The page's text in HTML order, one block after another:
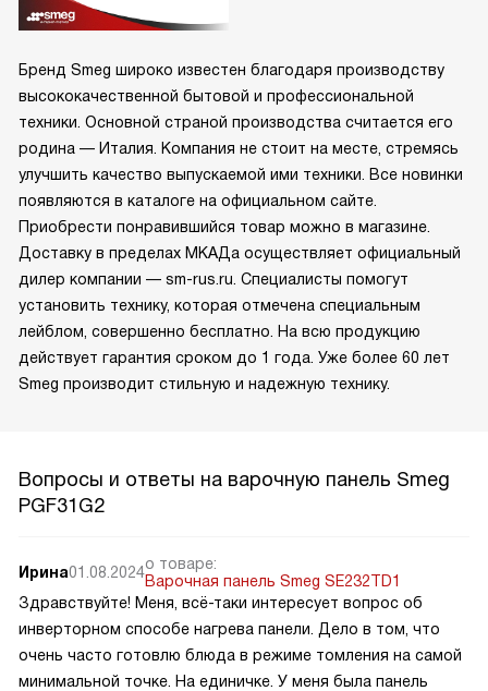
Бренд Smeg широко известен благодаря производству
высококачественной бытовой и профессиональной
техники. Основной страной производства считается его
родина — Италия. Компания не стоит на месте, стремясь
улучшить качество выпускаемой ими техники. Все новинки
появляются в каталоге на официальном сайте.
Приобрести понравившийся товар можно в магазине.
Доставку в пределах МКАДа осуществляет официальный
дилер компании — sm-rus.ru. Специалисты помогут
установить технику, которая отмечена специальным
лейблом, совершенно бесплатно. На всю продукцию
действует гарантия сроком до 1 года. Уже более 60 лет
Smeg производит стильную и надежную технику.
Вопросы и ответы на варочную панель Smeg
PGF31G2
Ирина01.08.2024о товаре:
Варочная панель Smeg SE232TD1
Здравствуйте! Меня, всё-таки интересует вопрос об
инверторном способе нагрева панели. Дело в том, что
очень часто готовлю блюда в режиме томления на самой
минимальной точке. На единичке. У меня была панель